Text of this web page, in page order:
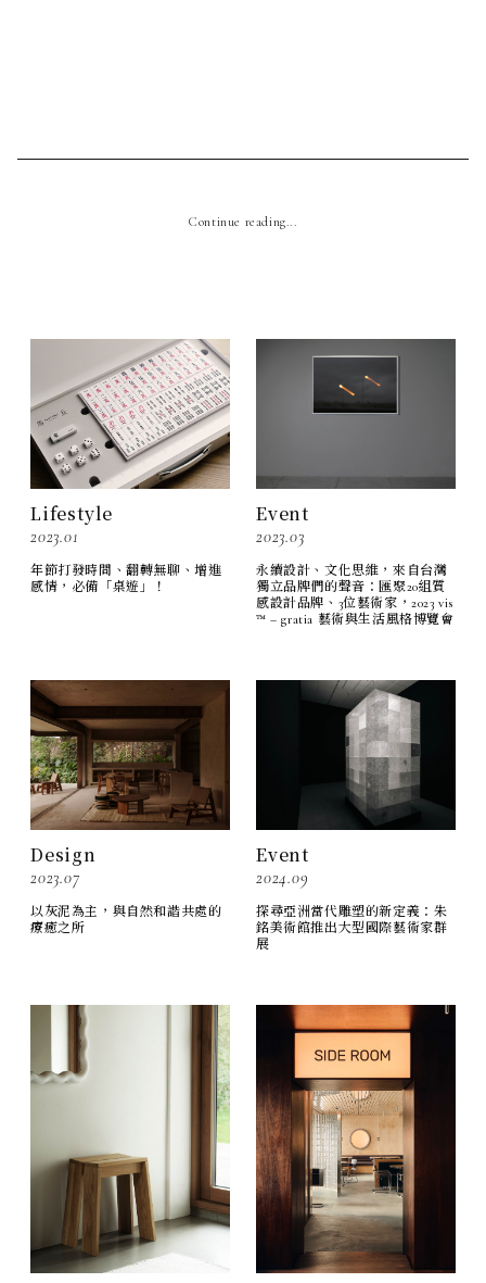
Continue reading...
Lifestyle
2023.01
年節打發時間、翻轉無聊、增進
感情，必備「桌遊」！
Event
2023.03
永續設計、文化思維，來自台灣
獨立品牌們的聲音：匯聚20組質
感設計品牌、3位藝術家，2023 vis
™ – gratia 藝術與生活風格博覽會
Design
2023.07
以灰泥為主，與自然和諧共處的
療癒之所
Event
2024.09
探尋亞洲當代雕塑的新定義：朱
銘美術館推出大型國際藝術家群
展